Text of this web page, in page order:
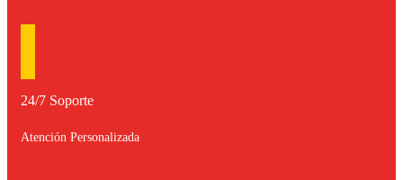
24/7 Soporte
Atención Personalizada